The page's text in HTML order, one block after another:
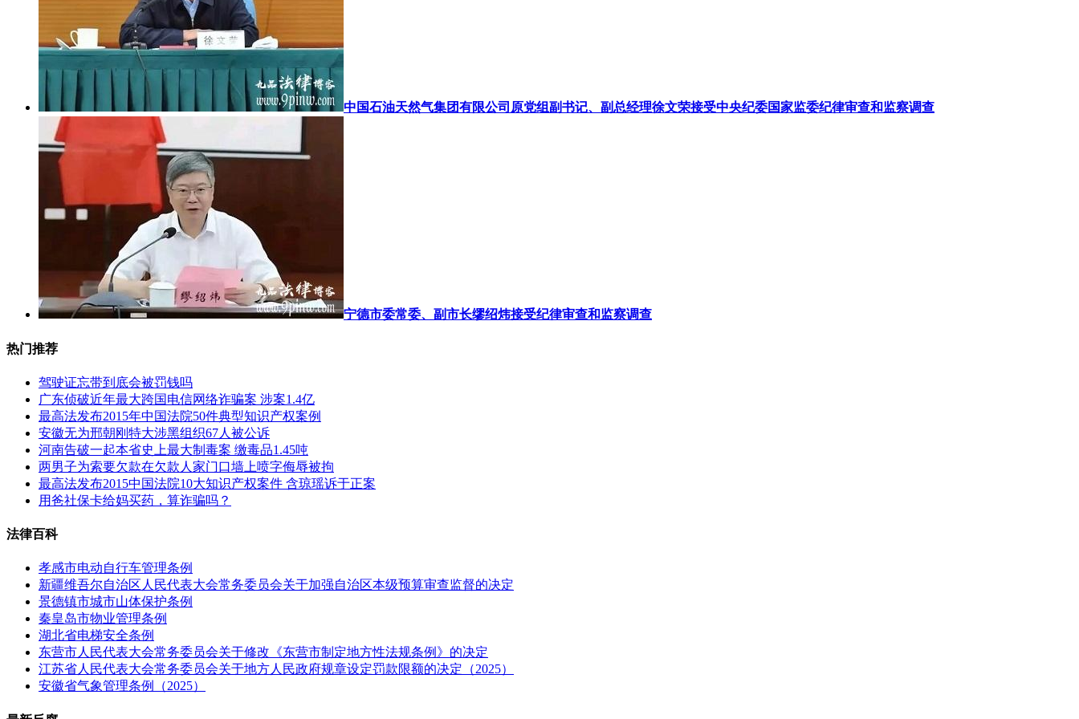
中国石油天然气集团有限公司原党组副书记、副总经理徐文荣接受中央纪委国家监委纪律审查和监察调查
宁德市委常委、副市长缪绍炜接受纪律审查和监察调查
热门推荐
驾驶证忘带到底会被罚钱吗
广东侦破近年最大跨国电信网络诈骗案 涉案1.4亿
最高法发布2015年中国法院50件典型知识产权案例
安徽无为邢朝刚特大涉黑组织67人被公诉
河南告破一起本省史上最大制毒案 缴毒品1.45吨
两男子为索要欠款在欠款人家门口墙上喷字侮辱被拘
最高法发布2015中国法院10大知识产权案件 含琼瑶诉于正案
用爸社保卡给妈买药，算诈骗吗？
法律百科
孝感市电动自行车管理条例
新疆维吾尔自治区人民代表大会常务委员会关于加强自治区本级预算审查监督的决定
景德镇市城市山体保护条例
秦皇岛市物业管理条例
湖北省电梯安全条例
东营市人民代表大会常务委员会关于修改《东营市制定地方性法规条例》的决定
江苏省人民代表大会常务委员会关于地方人民政府规章设定罚款限额的决定（2025）
安徽省气象管理条例（2025）